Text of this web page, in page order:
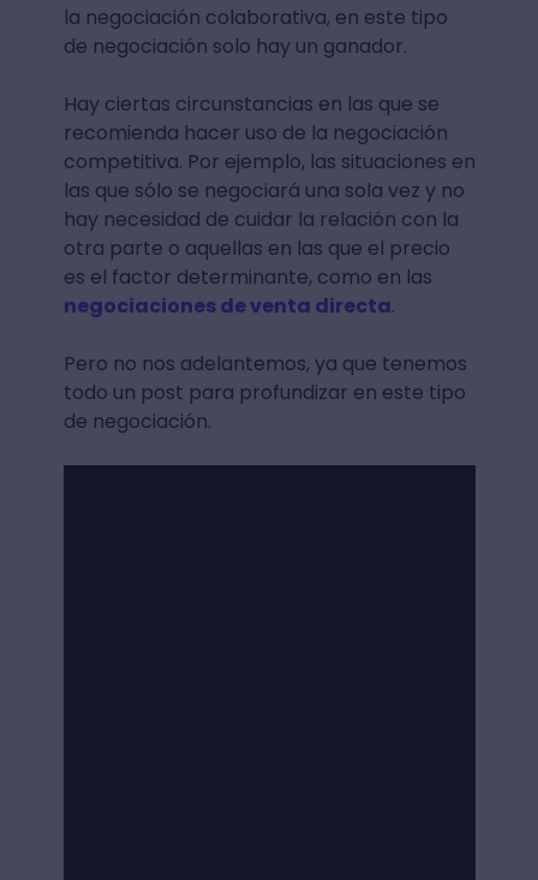
la negociación colaborativa, en este tipo
de negociación solo hay un ganador.
Hay ciertas circunstancias en las que se
recomienda hacer uso de la negociación
competitiva. Por ejemplo, las situaciones en
las que sólo se negociará una sola vez y no
hay necesidad de cuidar la relación con la
otra parte o aquellas en las que el precio
es el factor determinante, como en las
negociaciones de venta directa.
Pero no nos adelantemos, ya que tenemos
todo un post para profundizar en este tipo
de negociación.